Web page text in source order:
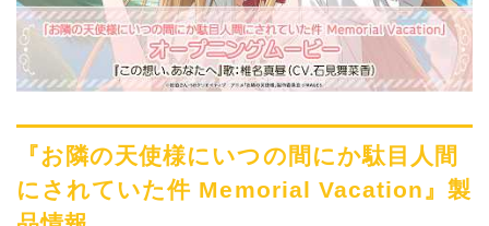
『お隣の天使様にいつの間にか駄目人間
にされていた件 Memorial Vacation』製